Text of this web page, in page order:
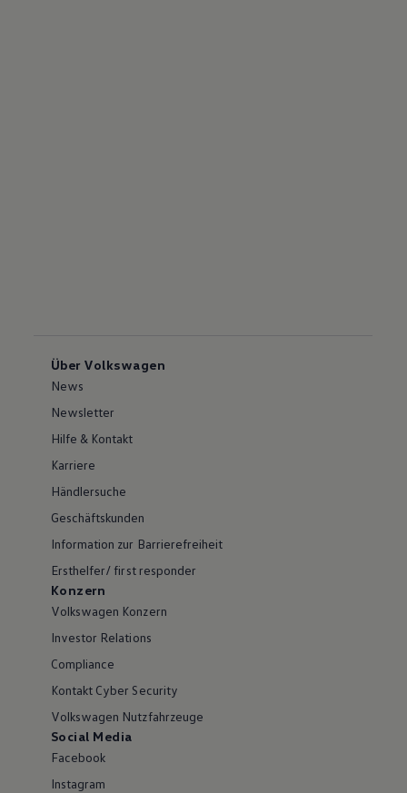
Über Volkswagen
News
Newsletter
Hilfe & Kontakt
Karriere
Händlersuche
Geschäftskunden
Information zur Barrierefreiheit
Ersthelfer/ first responder
Konzern
Volkswagen Konzern
Investor Relations
Compliance
Kontakt Cyber Security
Volkswagen Nutzfahrzeuge
Social Media
Facebook
Instagram